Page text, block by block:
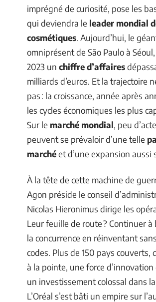
imprégné de curiosité, pose les
qui deviendra le leader mondial
cosmétiques. Aujourd’hui, le
omniprésent de São Paulo à
2023 un chiffre d’affaires
milliards d’euros. Et la trajectoire
pas : la croissance, année après
les cycles économiques les plus
Sur le marché mondial, peu
peuvent se prévaloir d’une telle
marchéet d’une expansion aussi
À la tête de cette machine de
Agon préside le conseil
Nicolas Hieronimus dirige les
Leur feuille de route ? Continuer à
la concurrence en réinventant
codes. Plus de 150 pays couverts,
à la pointe, une force
un investissement colossal dans
L’Oréal s’est bâti un empire sur